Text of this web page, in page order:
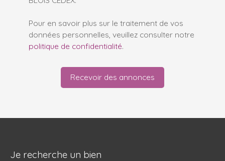
Pour en savoir plus sur le traitement de vos
données personnelles, veuillez consulter notre
politique de confidentialité.
Recevoir des annonces
Je recherche un bien